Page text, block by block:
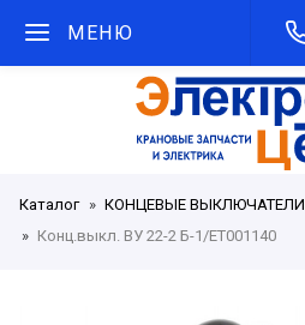
МЕНЮ
Каталог КОНЦЕВЫЕ ВЫКЛЮЧАТЕЛИ
Конц.выкл. ВУ 22-2 Б-1/ET001140